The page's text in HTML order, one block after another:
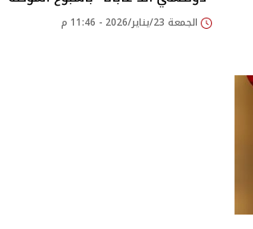
الجمعة 23/يناير/2026 - 11:46 م